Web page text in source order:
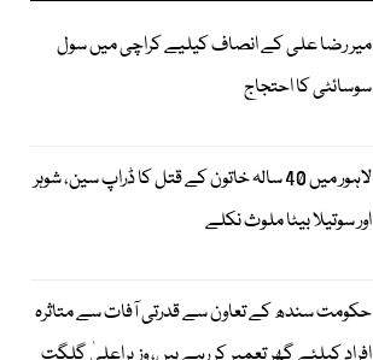
میر رضا علی کے انصاف کیلیے کراچی میں سول
سوسائٹی کا احتجاج
لاہور میں 40 سالہ خاتون کے قتل کا ڈراپ سین، شوہر
اور سوتیلا بیٹا ملوث نکلے
حکومت سندھ کے تعاون سے قدرتی آفات سے متاثرہ